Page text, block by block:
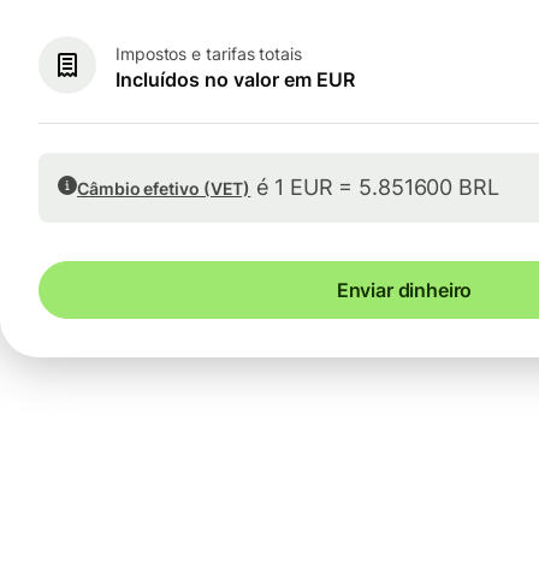
Impostos e tarifas totais
Incluídos no valor em EUR
Câmbio efetivo (VET) é 1 EUR = 5.851600 BRL
Enviar dinheiro